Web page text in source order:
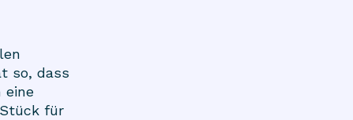
so, dass
eine
für